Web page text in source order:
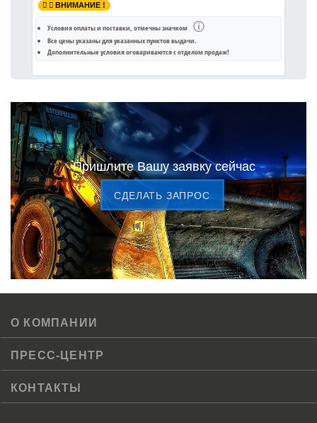
ВНИМАНИЕ !
Условия оплаты и поставки, отмечны значком ⓘ
Все цены указаны дляуказанных пунктов выдачи.
Дополнительные условия оговариваются с отделом продаж!
Пришлите Вашу заявку сейчас
CДЕЛАТЬ ЗАПРОС
О КОМПАНИИ
ПРЕСС-ЦЕНТР
КОНТАКТЫ